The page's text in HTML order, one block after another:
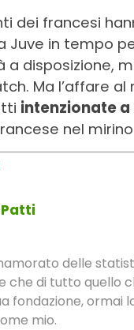
dei francesi
Juve in tempo
a disposizione,
Ma l’affare
intenzionate
nel
delle
che di tutto quello
fondazione, ormai
mio.